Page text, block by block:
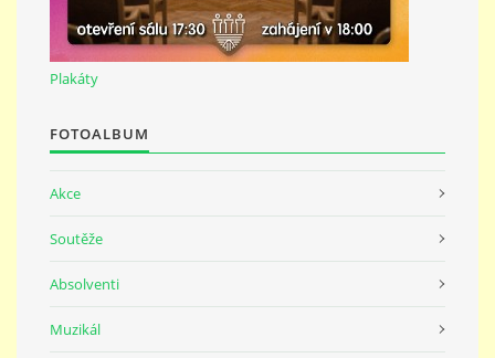
Plakáty
FOTOALBUM
Akce
Soutěže
Absolventi
Muzikál